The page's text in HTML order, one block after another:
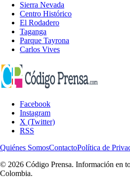
Sierra Nevada
Centro Histórico
El Rodadero
Taganga
Parque Tayrona
Carlos Vives
Facebook
Instagram
X (Twitter)
RSS
Quiénes SomosContactoPolítica de
© 2026 Código Prensa. Información en
Colombia.